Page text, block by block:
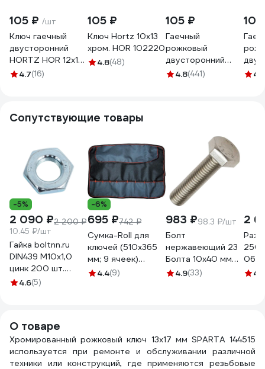
105 ₽ /шт
Ключ гаечный
двусторонний
HORTZ HOR 12x14,
хром 102224
4.7(16)
105 ₽
Ключ Hortz 10х13
хром. HOR 102220
4.8(48)
105 ₽
Гаечный
рожковый
двусторонний
ключ SITOMO
4.8(441) 4.8
Сопутствующие товары
-5%
2 090 ₽2 200 ₽
10.45 ₽/шт
Гайка boltnn.ru
DIN439 М10x1,0
цинк 200 шт.
4687206444966
4.6(5)
-6%
695 ₽742 ₽
Сумка-Roll для
ключей (510х365
мм; 9 ячеек)
Сорокин 27.11
4.4(9)
983 ₽98.3 ₽/шт
Болт
нержавеющий 23
Болта 10x40 мм
DIN933 10 шт.
4.9(33)
2
250
06-
4.8
О товаре
Хромированный рожковый ключ 13х17 мм SPARTA 144515
используется при ремонте и обслуживании различной
техники или конструкций, где применяются резьбовые